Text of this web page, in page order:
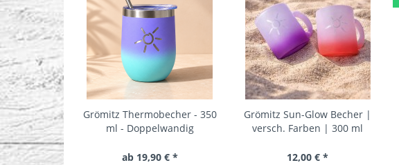
Grömitz Thermobecher - 350
ml - Doppelwandig
ab 19,90 € *
Grömitz Sun-Glow Becher |
versch. Farben | 300 ml
12,00 € *